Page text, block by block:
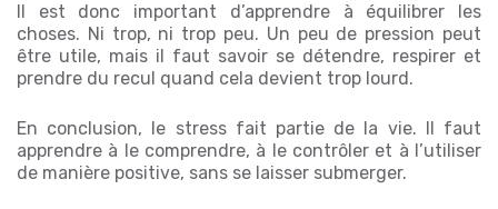
Il est donc important d’apprendre à équilibrer les
choses. Ni trop, ni trop peu. Un peu de pression peut
être utile, mais il faut savoir se détendre, respirer et
prendre du recul quand cela devient trop lourd.
En conclusion, le stress fait partie de la vie. Il faut
apprendre à le comprendre, à le contrôler et à l’utiliser
de manière positive, sans se laisser submerger.